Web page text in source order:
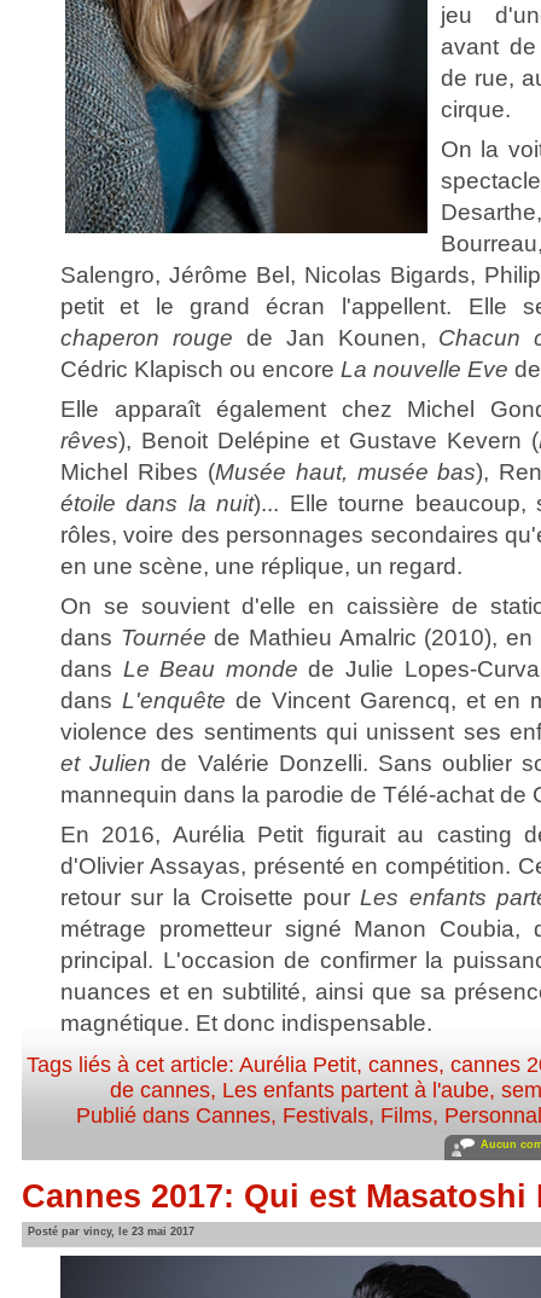
jeu
avant
de rue,
cirque.
On la
Salengro, Jérôme Bel, Nicolas Bigards,
petit et le grand écran l'appellent. Elle
chaperon rouge de Jan Kounen, Chacun
Cédric Klapisch ou encore La nouvelle Eve
Elle apparaît également chez Michel
rêves), Benoit Delépine et Gustave Kevern (
Michel Ribes (Musée haut, musée bas),
étoile dans la nuit)... Elle tourne beaucoup,
rôles, voire des personnages secondaires
en une scène, une réplique, un regard.
On se souvient d'elle en caissière de
dans Tournéede Mathieu Amalric (2010),
dans Le Beau monde de Julie Lopes-
dans L'enquête de Vincent Garencq, et en
violence des sentiments qui unissent ses
et Julien de Valérie Donzelli. Sans oublier
mannequin dans la parodie de Télé-achat de
En 2016, Aurélia Petit figurait au casting
d'Olivier Assayas, présenté en compétition.
retour sur la Croisette pourLes enfants
métrage prometteur signé Manon
principal. L'occasion de confirmer la
nuances et en subtilité, ainsi que sa
magnétique. Et donc indispensable.
Tags liés à cet article:Aurélia Petit,cannes,cannes
de cannes, Les enfants partent à l'aube,
Publié dans Cannes, Festivals, Films,
Aucun
Cannes 2017: Qui est Masatoshi
Posté par vincy, le 23 mai 2017